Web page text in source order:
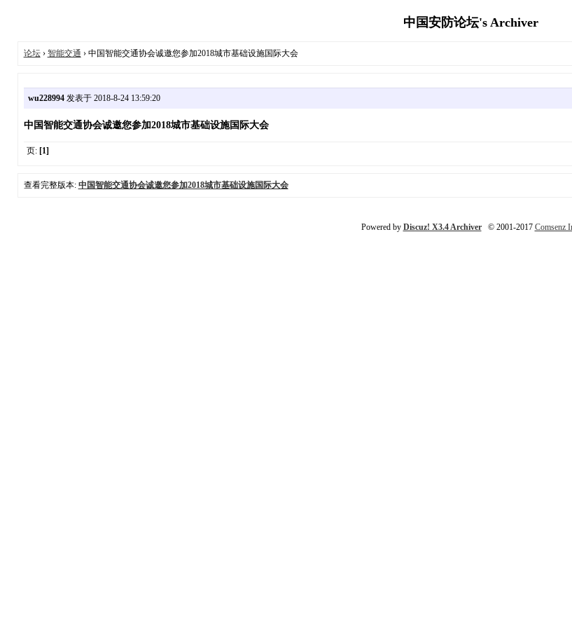
中国安防论坛's Archiver
论坛› 智能交通 › 中国智能交通协会诚邀您参加2018城市基础设施国际大会
wu228994发表于 2018-8-24 13:59:20
中国智能交通协会诚邀您参加2018城市基础设施国际大会
页: [1]
查看完整版本: 中国智能交通协会诚邀您参加2018城市基础设施国际大会
Powered by Discuz! X3.4 Archiver© 2001-2017 Comsenz